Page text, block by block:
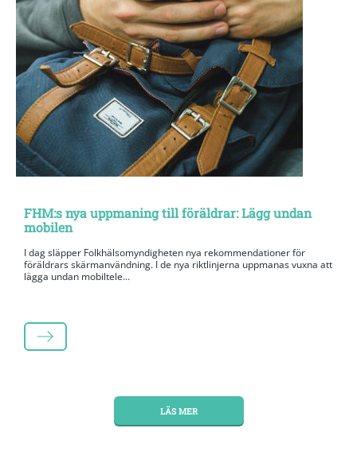
FHM:s nya uppmaning till föräldrar: Lägg undan
mobilen
I dag släpper Folkhälsomyndigheten nya rekommendationer för
föräldrars skärmanvändning. I de nya riktlinjerna uppmanas vuxna att
lägga undan mobiltele...
LÄS MER
LÄS MER